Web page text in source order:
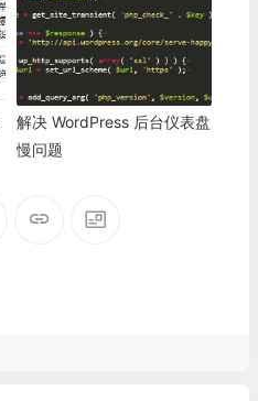
解决 WordPress 后台仪表盘
慢问题